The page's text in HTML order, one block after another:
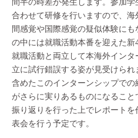
合わせて研修を行いますので、
間感覚や国際感覚の疑似体験に
の中には就職活動本番を迎えた
就職活動と両立して本海外イン
立に試行錯誤する姿が見受けら
含めたこのインターンシップで
がさらに実りあるものになるこ
振り返りを行った上でレポート
表会を行う予定です。